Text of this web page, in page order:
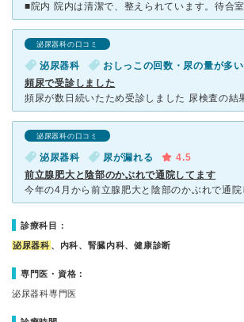
泌尿器科の口コミ
泌尿器科 おしっこの回数・尿の量が多い
頻尿で受診しました
泌尿器科の口コミ
泌尿器科 尿が漏れる
4.5
前立腺肥大と陰部のかぶれで通院してます
診療科目：
泌尿器科 、内科、腎臓内科、健康診断
専門医・資格：
泌尿器科専門医